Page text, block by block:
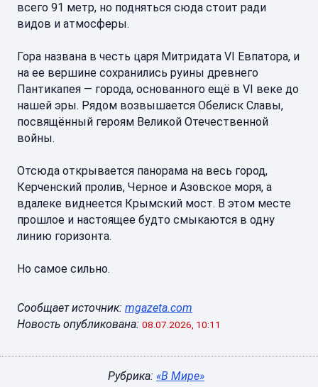
всего 91 метр, но подняться сюда стоит ради
видов и атмосферы.
Гора названа в честь царя Митридата VI Евпатора, и
на ее вершине сохранились руины древнего
Пантикапея — города, основанного ещё в VI веке до
нашей эры. Рядом возвышается Обелиск Славы,
посвящённый героям Великой Отечественной
войны.
Отсюда открывается панорама на весь город,
Керченский пролив, Черное и Азовское моря, а
вдалеке виднеется Крымский мост. В этом месте
прошлое и настоящее будто смыкаются в одну
линию горизонта.
Но самое сильно.
Сообщает источник: mgazeta.com
Новость опубликована: 08.07.2026, 10:11
Рубрика: «В Мире»